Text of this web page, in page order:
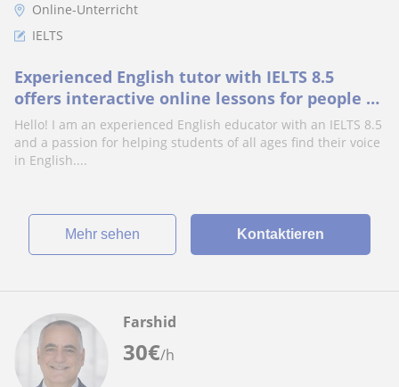
Online-Unterricht
IELTS
Experienced English tutor with IELTS 8.5
offers interactive online lessons for people of
all ages (especially children) worldwide.
Hello! I am an experienced English educator with an IELTS 8.5
and a passion for helping students of all ages find their voice
in English....
Mehr sehen Kontaktieren
30€/h
Farshid